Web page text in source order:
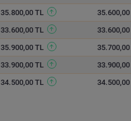
35.800,00 TL 35.600,00
33.600,00 TL 33.600,00
35.900,00 TL 35.700,00
33.900,00 TL 33.900,00
34.500,00 TL 34.500,00